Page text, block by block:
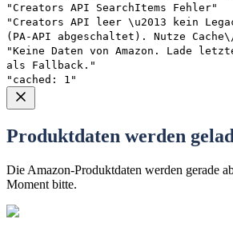
"Creators API SearchItems Fehler"
"Creators API leer \u2013 kein
(PA-API abgeschaltet). Nutze
"Keine Daten von Amazon. Lade
als Fallback."
"cached: 1"
Produktdaten werden
Die Amazon-Produktdaten werden gerade
Moment bitte.